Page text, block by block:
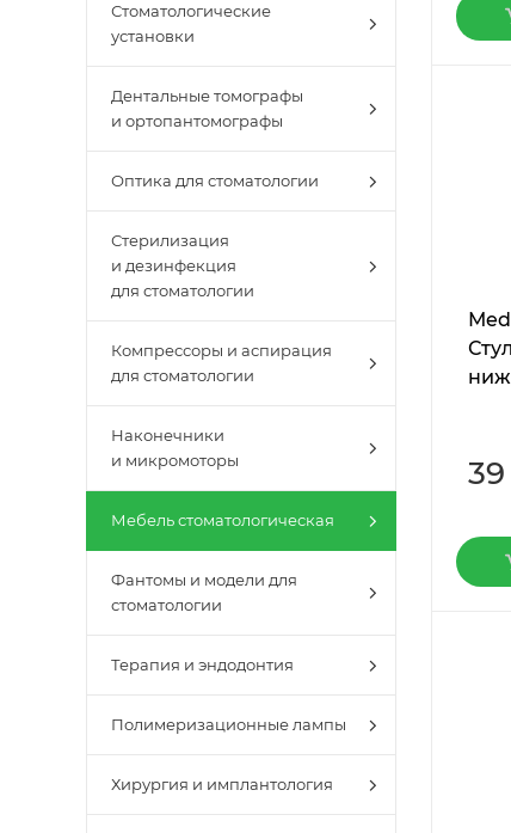
Стоматологические
установки
Дентальные томографы
и ортопантомографы
Оптика для стоматологии
Стерилизация
и дезинфекция
для стоматологии
Компрессоры и аспирация
для стоматологии
Наконечники
и микромоторы
Мебель стоматологическая
Фантомы и модели для
стоматологии
Терапия и эндодонтия
Полимеризационные лампы
Хирургия и имплантология